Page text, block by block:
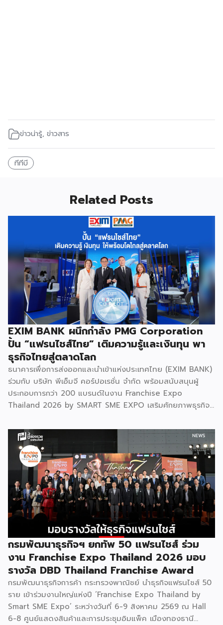
ข่าวน่ารู้, ข่าวสาร
ทีทีบี
Related Posts
EXIM BANK ผนึกกำลัง PMG Corporation
ปั้น “แฟรนไชส์ไทย” เติมความรู้และเงินทุน พา
ธุรกิจไทยสู่ตลาดโลก
ธนาคารเพื่อการส่งออกและนำเข้าแห่งประเทศไทย (EXIM BANK)
ร่วมกับ บริษัท พีเอ็มจี คอร์ปอเรชั่น จำกัด พร้อมสนับสนุนผู้
ประกอบการกว่า 200 แบรนด์ในงาน Franchise Expo
Thailand 2026 by SMART SME EXPO เสริมศักยภาพธุรกิจ
บริหารธุรกิจ การวางแผนการเงิน และการบริหารความเสี่ยง
เตรียมความพร้อมสำหรับการขยายตลาดสู่ต่างประเทศ โดยการ
จัดงานครั้งนี้คาดว่าจะสร้างมูลค่าทางเศรษฐกิจราว 220 ล้านบาท
แฟรนไชส์ไม่ใช่เพียงโมเดลธุรกิจ แต่คือ โอกาสในการต่อยอด
แบรนด์ไทยให้ก้าวสู่ตลาดใหม่ EXIM BANK จึงผนึกกำลัง
พันธมิตร สนับสนุนผู้ประกอบการไทยให้พร้อม ขยายธุรกิจ สร้าง
แบรนด์ และเปิดตลาดต่างประเทศ EXIM BANK พร้อมร่วมเดิน
ทางสู่การเปิดตลาดใหม่ เพื่อพา “แฟรนไชส์ไทย” เติบโตไกลใน
ตลาดโลก ด้วยบทบาท Export Co-pilot ที่พร้อมเคียงข้าง
ธุรกิจไทยในทุกเส้นทาง FacebookFacebookXXLINELine
กรมพัฒนาธุรกิจฯ ยกทัพ 50 แฟรนไชส์ ร่วม
งาน Franchise Expo Thailand 2026 มอบ
รางวัล DBD Thailand Franchise Award
กรมพัฒนาธุรกิจการค้า กระทรวงพาณิชย์ นำธุรกิจแฟรนไชส์ 50
ราย เข้าร่วมงานใหญ่แห่งปี ‘Franchise Expo Thailand by
Smart SME Expo’ ระหว่างวันที่ 6-9 สิงหาคม 2569 ณ Hall
6-8 ศูนย์แสดงสินค้าและการประชุมอิมแพ็ค เมืองทองธานี